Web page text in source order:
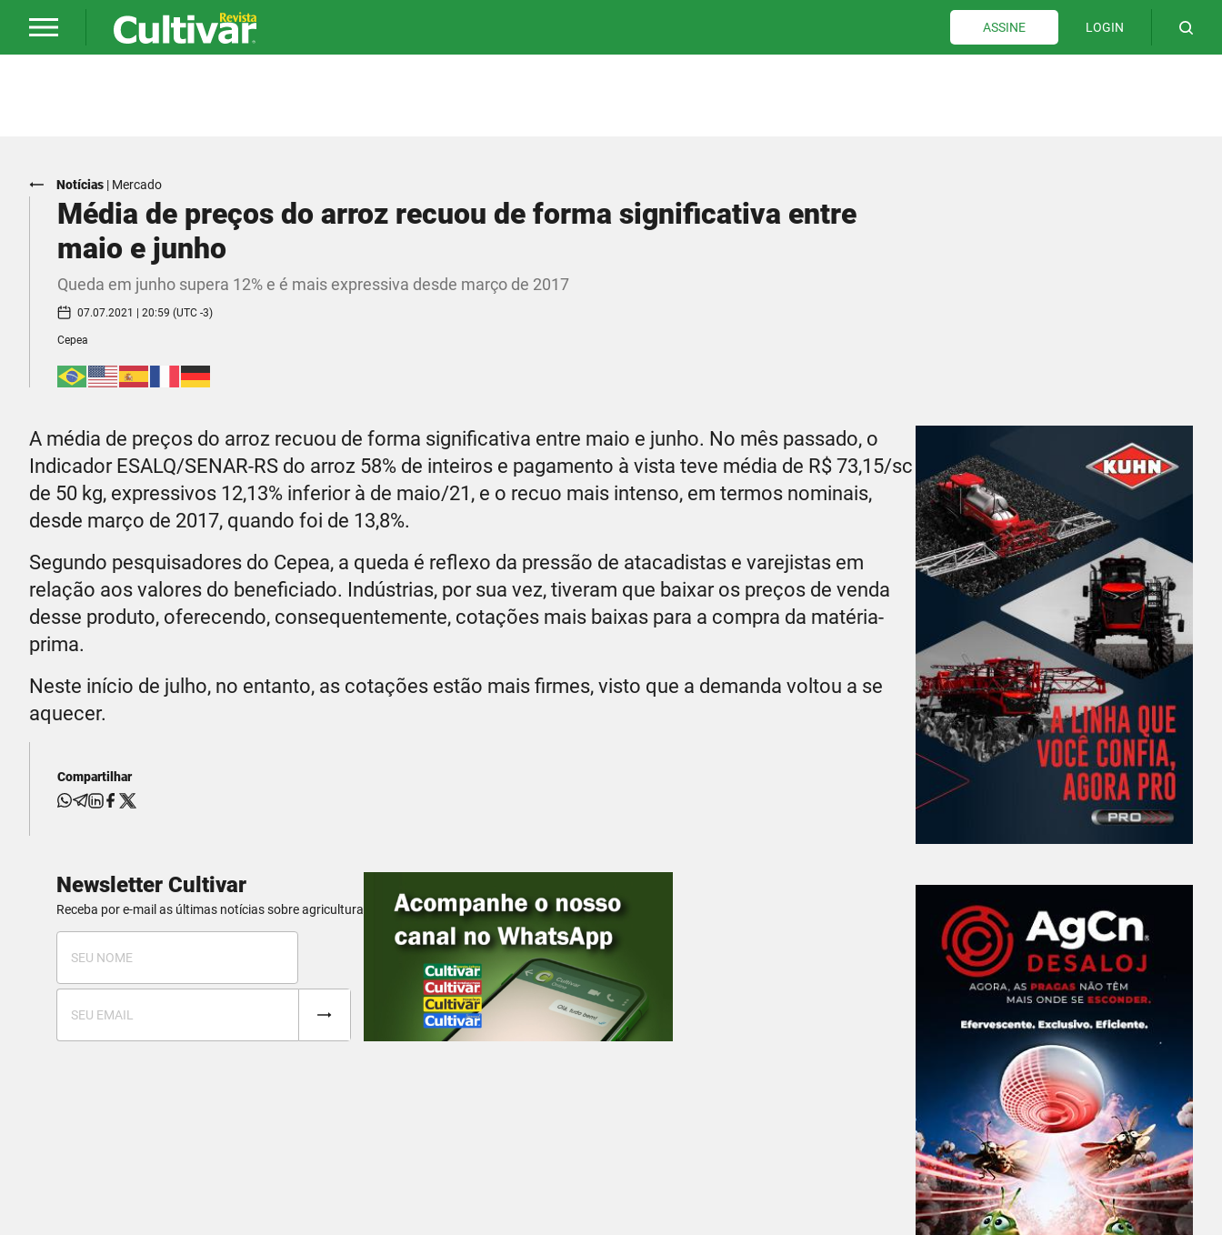
ASSINE LOGIN
Notícias | Mercado
Média de preços do arroz recuou de forma significativa entre
maio e junho
Queda em junho supera 12% e é mais expressiva desde março de 2017
07.07.2021 | 20:59 (UTC -3)
Cepea
A média de preços do arroz recuou de forma significativa entre maio e junho. No mês passado, o
Indicador ESALQ/SENAR-RS do arroz 58% de inteiros e pagamento à vista teve média de R$ 73,15/sc
de 50 kg, expressivos 12,13% inferior à de maio/21, e o recuo mais intenso, em termos nominais,
desde março de 2017, quando foi de 13,8%.
Segundo pesquisadores do Cepea, a queda é reflexo da pressão de atacadistas e varejistas em
relação aos valores do beneficiado. Indústrias, por sua vez, tiveram que baixar os preços de venda
desse produto, oferecendo, consequentemente, cotações mais baixas para a compra da matéria-
prima.
Neste início de julho, no entanto, as cotações estão mais firmes, visto que a demanda voltou a se
aquecer.
Compartilhar
Newsletter Cultivar
Receba por e-mail as últimas notícias sobre agricultura